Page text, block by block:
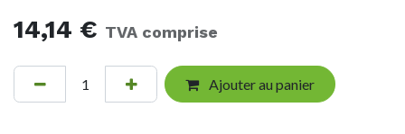
14,14 € TVA comprise
Ajouter au panier